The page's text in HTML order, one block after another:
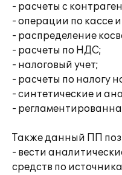
- расчеты с
- операции по кассе
- распределение
- расчеты по НДС;
- налоговый учет;
- расчеты по налогу
- синтетические и
-
Также данный ПП
- вести
средств по